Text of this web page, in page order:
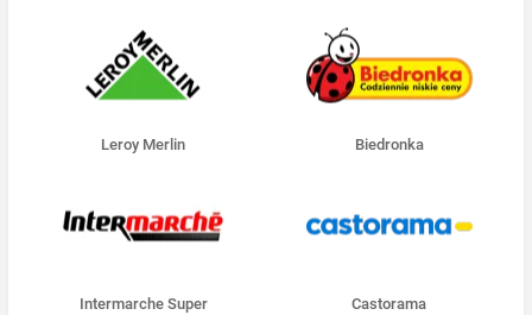
Leroy Merlin Biedronka
Intermarche Super Castorama